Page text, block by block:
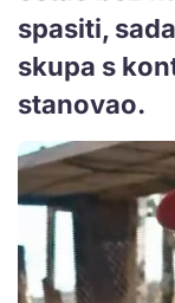
spasiti,
skupa s
stanovao.